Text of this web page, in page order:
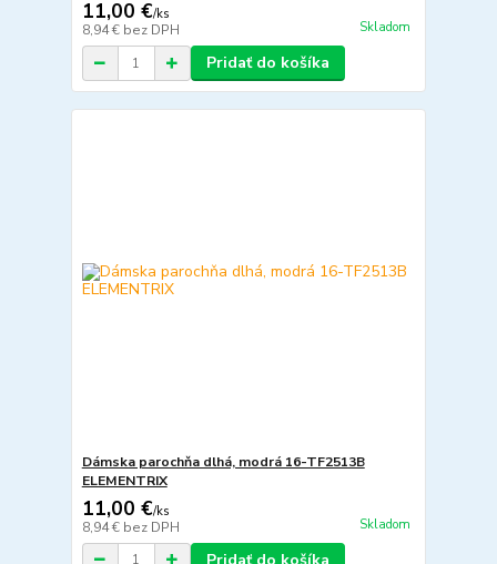
11,00 €/ks
8,94 € bez DPH Skladom
Pridať do košíka
Dámska parochňa dlhá, modrá 16-TF2513B
ELEMENTRIX
11,00 €/ks
8,94 € bez DPH Skladom
Pridať do košíka